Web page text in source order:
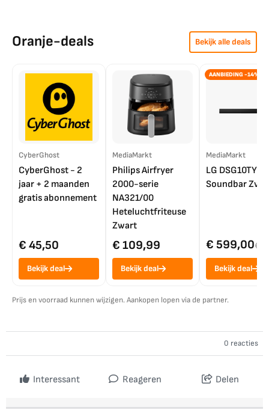
Oranje-deals Bekijk alle deals
CyberGhost
CyberGhost - 2
jaar + 2 maanden
gratis abonnement
€ 45,50
Bekijk deal
MediaMarkt
Philips Airfryer
2000-serie
NA321/00
Heteluchtfriteuse
Zwart
€ 109,99
Bekijk deal
AANBIEDING -14%
MediaMarkt
LG DSG10TY
Soundbar
€ 599,00€
Bekijk deal
Prijs en voorraad kunnen wijzigen. Aankopen lopen via de partner.
0 reacties
Interessant Reageren Delen